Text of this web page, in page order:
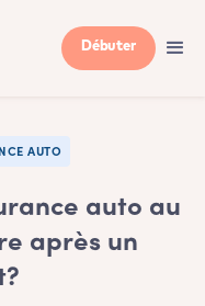
Débuter
AUTO
auto au
après un